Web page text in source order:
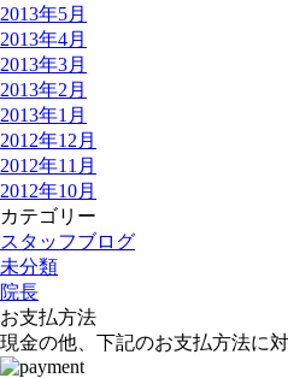
2013年5月
2013年4月
2013年3月
2013年2月
2013年1月
2012年12月
2012年11月
2012年10月
カテゴリー
スタッフブログ
未分類
院長
お支払方法
現金の他、下記のお支払方法に